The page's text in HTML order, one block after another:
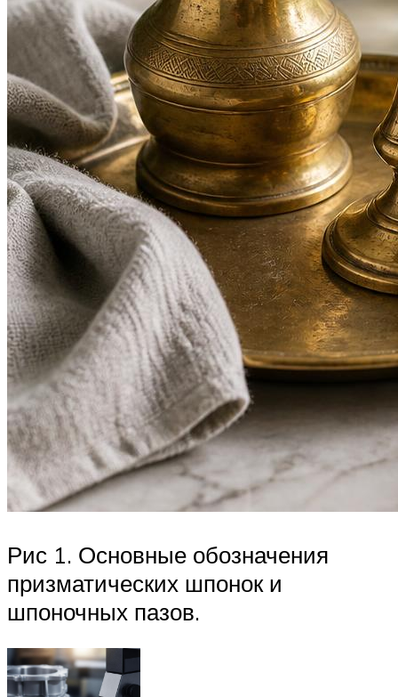
Рис 1. Основные обозначения
призматических шпонок и
шпоночных пазов.